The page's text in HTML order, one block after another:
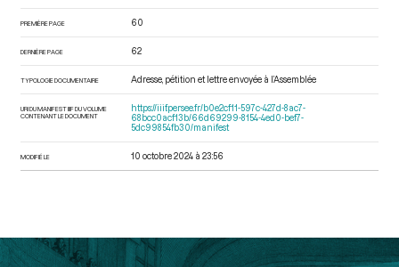
PREMIÈRE PAGE 60
DERNIÈRE PAGE 62
TYPOLOGIE DOCUMENTAIRE Adresse, pétition et lettre envoyée à l’Assemblée
URI DU MANIFEST IIIF DU VOLUME
CONTENANT LE DOCUMENT
https://iiif.persee.fr/b0e2cf11-597c-427d-8ac7-
68bcc0acf13b/66d69299-8154-4ed0-bef7-
5dc99854fb30/manifest
MODIFIÉ LE 10 octobre 2024 à 23:56